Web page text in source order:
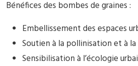
Bénéfices des bombes de graines :
Embellissement des espaces
Soutien à la pollinisation et à
Sensibilisation à l’écologie